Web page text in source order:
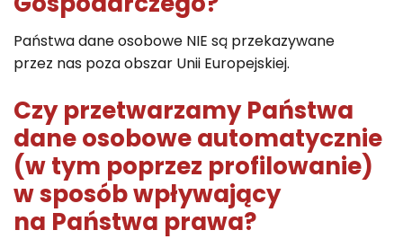
Państwa dane osobowe NIE są przekazywane
przez nas poza obszar Unii Europejskiej.
Czy przetwarzamy Państwa
dane osobowe automatycznie
(w tym poprzez profilowanie)
w sposób wpływający
na Państwa prawa?